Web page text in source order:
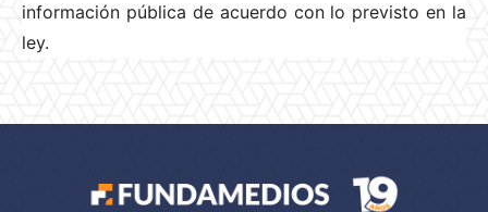
información pública de acuerdo con lo previsto en la
ley.